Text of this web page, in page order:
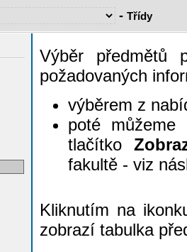
- Třídy
Výběr
požadovaných
výběrem z
poté
tlačítko
fakultě - viz
Kliknutím na
zobrazí tabulka